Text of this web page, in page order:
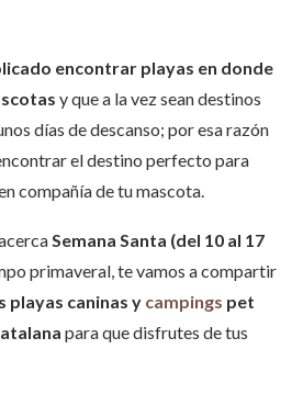
encontrar playas en donde
y que a la vez sean destinos
días de descanso; por esa razón
el destino perfecto para
compañía de tu mascota.
Semana Santa (del 10 al 17
primaveral, te vamos a compartir
playas caninas y campings pet
para que disfrutes de tus